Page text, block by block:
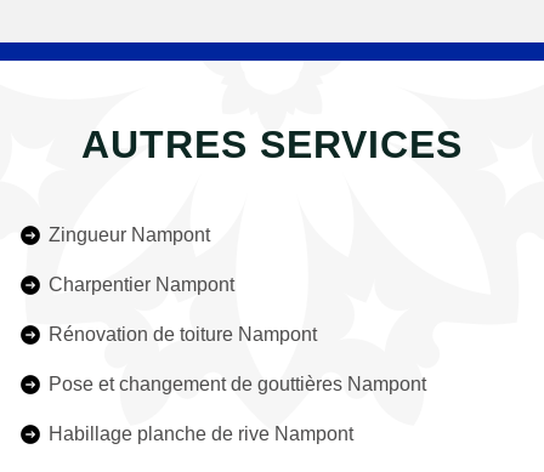
AUTRES SERVICES
Zingueur Nampont
Charpentier Nampont
Rénovation de toiture Nampont
Pose et changement de gouttières Nampont
Habillage planche de rive Nampont